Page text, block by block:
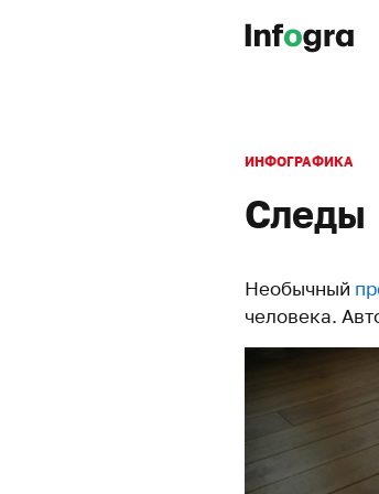
ИНФОГРАФИКА
Следы
Необычный
человека.